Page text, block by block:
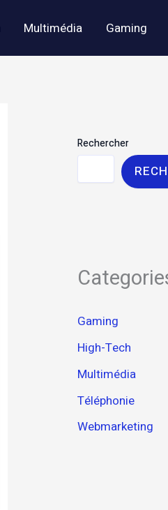
Multimédia Gaming
Rechercher
Gaming
High-Tech
Multimédia
Téléphonie
Webmarketing